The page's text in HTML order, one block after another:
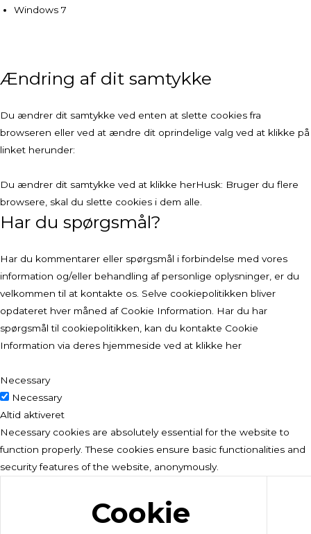
Windows 7
Ændring af dit samtykke
Du ændrer dit samtykke ved enten at slette cookies fra
browseren eller ved at ændre dit oprindelige valg ved at klikke på
linket herunder:
Du ændrer dit samtykke ved at klikke herHusk: Bruger du flere
browsere, skal du slette cookies i dem alle.
Har du spørgsmål?
Har du kommentarer eller spørgsmål i forbindelse med vores
information og/eller behandling af personlige oplysninger, er du
velkommen til at kontakte os. Selve cookiepolitikken bliver
opdateret hver måned af Cookie Information . Har du har
spørgsmål til cookiepolitikken, kan du kontakte Cookie
Information via deres hjemmeside ved at klikke her
Necessary
Necessary
Altid aktiveret
Necessary cookies are absolutely essential for the website to
function properly. These cookies ensure basic functionalities and
security features of the website, anonymously.
Cookie